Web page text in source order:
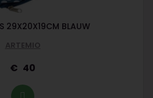
29X20X19CM BLAUW
ARTEMIO
40